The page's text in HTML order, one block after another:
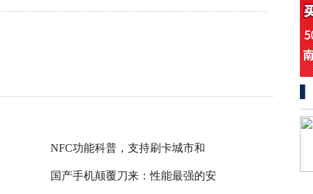
NFC功能科普，支持刷卡城市和
国产手机颠覆刀来：性能最强的安